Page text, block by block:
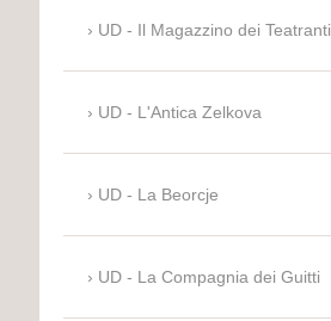
UD - Il Magazzino dei Teatranti
UD - L'Antica Zelkova
UD - La Beorcje
UD - La Compagnia dei Guitti